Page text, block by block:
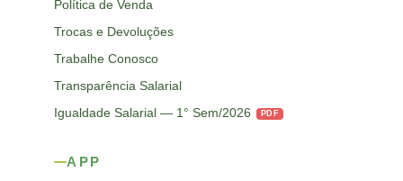
Política de Venda
Trocas e Devoluções
Trabalhe Conosco
Transparência Salarial
Igualdade Salarial — 1° Sem/2026
PDF
APP